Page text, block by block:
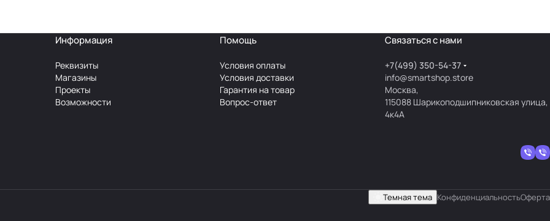
Информация
Реквизиты
Магазины
Проекты
Возможности
Помощь
Условия оплаты
Условия доставки
Гарантия на товар
Вопрос-ответ
Связаться с нами
+7(499) 350-54-37
info@smartshop.store
Москва,
115088 Шарикоподшипниковская улица,
4к4А
Темная тема КонфиденциальностьОферта